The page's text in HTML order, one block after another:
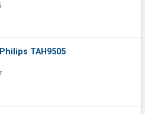
TAH9505